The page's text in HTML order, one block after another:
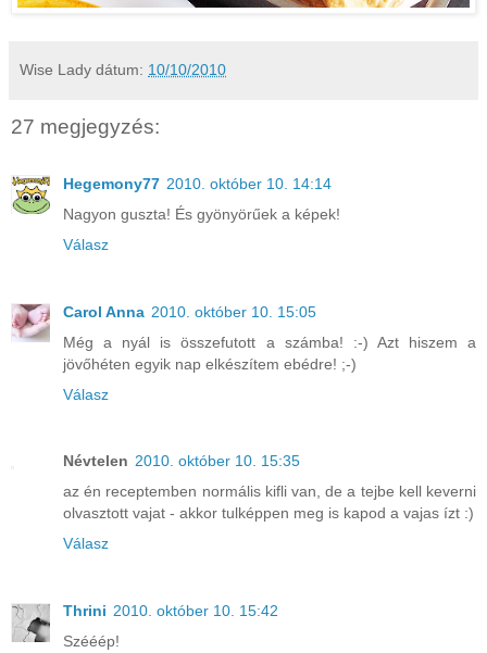
Wise Lady dátum: 10/10/2010
27 megjegyzés:
Hegemony77 2010. október 10. 14:14
Nagyon guszta! És gyönyörűek a képek!
Válasz
Carol Anna 2010. október 10. 15:05
Még a nyál is összefutott a számba! :-) Azt hiszem a
jövőhéten egyik nap elkészítem ebédre! ;-)
Válasz
Névtelen 2010. október 10. 15:35
az én receptemben normális kifli van, de a tejbe kell keverni
olvasztott vajat - akkor tulképpen meg is kapod a vajas ízt :)
Válasz
Thrini 2010. október 10. 15:42
Szééép!